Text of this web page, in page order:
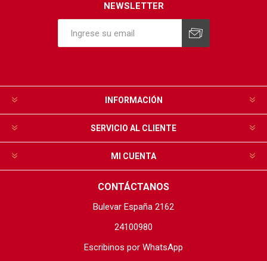
NEWSLETTER
INFORMACIÓN
SERVICIO AL CLIENTE
MI CUENTA
CONTÁCTANOS
Bulevar España 2162
24100980
Escribinos por WhatsApp